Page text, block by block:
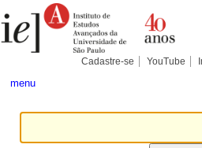
para
conteúdo.
Pessoais
Cadastre-se YouTube
menu